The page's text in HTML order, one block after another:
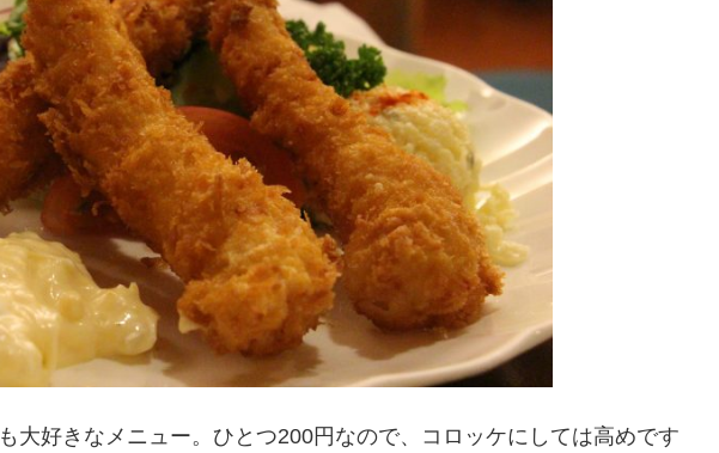
も大好きなメニュー。ひとつ200円なので、コロッケにしては高めです